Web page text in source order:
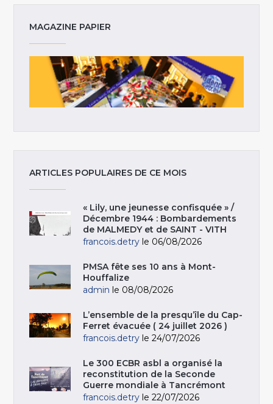
MAGAZINE PAPIER
ARTICLES POPULAIRES DE CE MOIS
« Lily, une jeunesse confisquée » /
Décembre 1944 : Bombardements
de MALMEDY et de SAINT - VITH
francois.detry le 06/08/2026
PMSA fête ses 10 ans à Mont-
Houffalize
admin le 08/08/2026
L’ensemble de la presqu’île du Cap-
Ferret évacuée ( 24 juillet 2026 )
francois.detry le 24/07/2026
Le 300 ECBR asbl a organisé la
reconstitution de la Seconde
Guerre mondiale à Tancrémont
francois.detry le 22/07/2026